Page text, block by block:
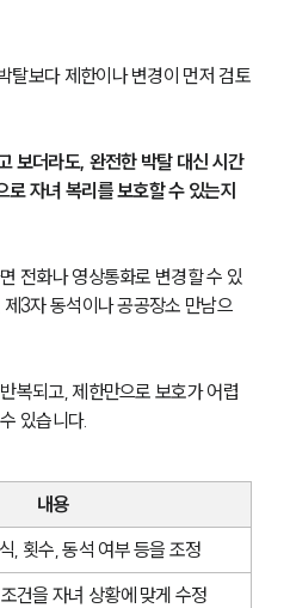
탈보다 제한이나 변경이 먼저 검토
보더라도, 완전한 박탈 대신 시간
자녀 복리를 보호할 수 있는지
전화나 영상통화로 변경할 수 있
3자 동석이나 공공장소 만남으
복되고, 제한만으로 보호가 어렵
있습니다.
내용
, 횟수, 동석 여부 등을 조정
건을 자녀 상황에 맞게 수정